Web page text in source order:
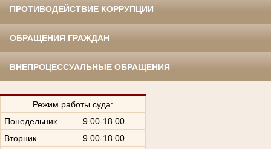
ПРОТИВОДЕЙСТВИЕ КОРРУПЦИИ
ОБРАЩЕНИЯ ГРАЖДАН
ВНЕПРОЦЕССУАЛЬНЫЕ ОБРАЩЕНИЯ
Режим работы суда:
Понедельник
9.00-18.00
Вторник
9.00-18.00